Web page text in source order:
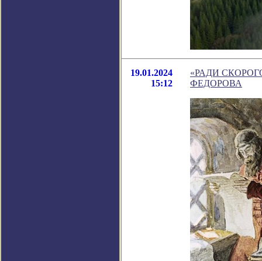
19.01.2024
15:12
«РАДИ
ФЕДОРОВА